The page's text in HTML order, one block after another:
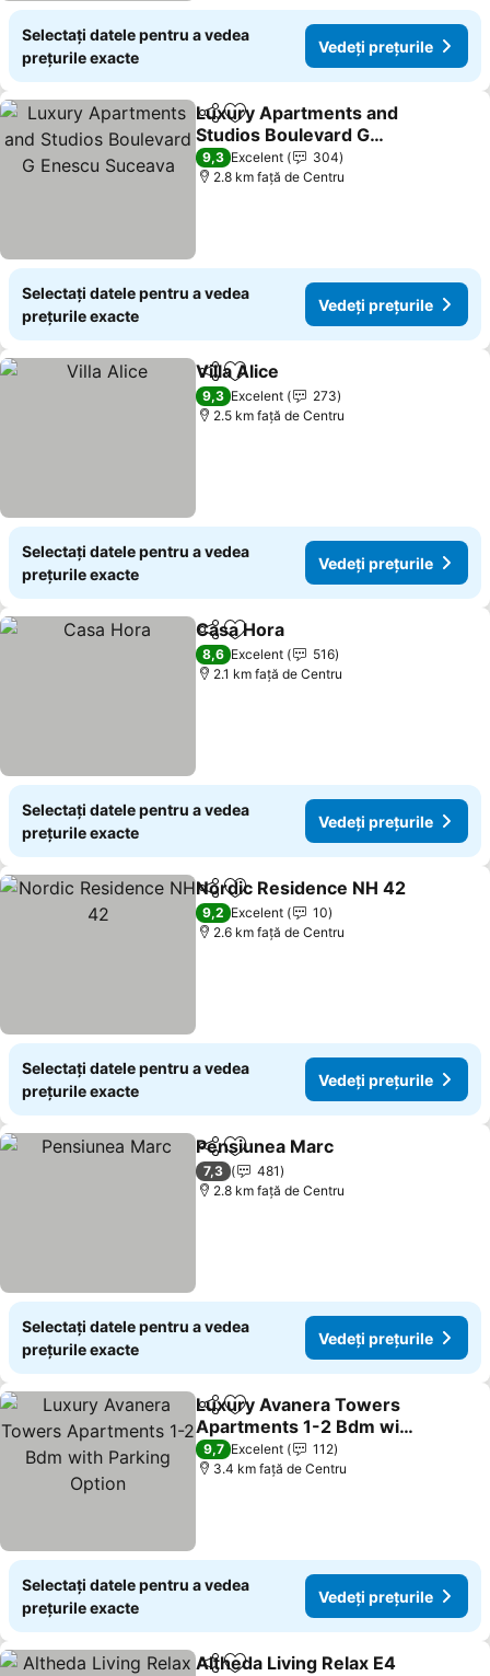
Selectați datele pentru a vedea
prețurile exacte
Vedeți prețurile
DistribuițiAdăugaţi la favorite
Luxury Apartments and
Studios Boulevard G
Enescu Suceava
Vedeți prețurile
9,3 Excelent
304
2.8 km faţă de Centru
Selectați datele pentru a vedea
prețurile exacte
Vedeți prețurile
DistribuițiAdăugaţi la favorite
Villa Alice
9,3 Excelent
273
2.5 km faţă de Centru
Selectați datele pentru a vedea
prețurile exacte
Vedeți prețurile
DistribuițiAdăugaţi la favorite
Casa Hora
8,6 Excelent
516
2.1 km faţă de Centru
Selectați datele pentru a vedea
prețurile exacte
Vedeți prețurile
DistribuițiAdăugaţi la favorite
Nordic Residence NH 42
9,2 Excelent
10
2.6 km faţă de Centru
Selectați datele pentru a vedea
prețurile exacte
Vedeți prețurile
DistribuițiAdăugaţi la favorite
Pensiunea Marc
7,3
481
2.8 km faţă de Centru
Selectați datele pentru a vedea
prețurile exacte
Vedeți prețurile
DistribuițiAdăugaţi la favorite
Luxury Avanera Towers
Apartments 1-2 Bdm with
Parking Option
Vedeți prețurile
9,7 Excelent
112
3.4 km faţă de Centru
Selectați datele pentru a vedea
prețurile exacte
Vedeți prețurile
Altheda Living Relax E4